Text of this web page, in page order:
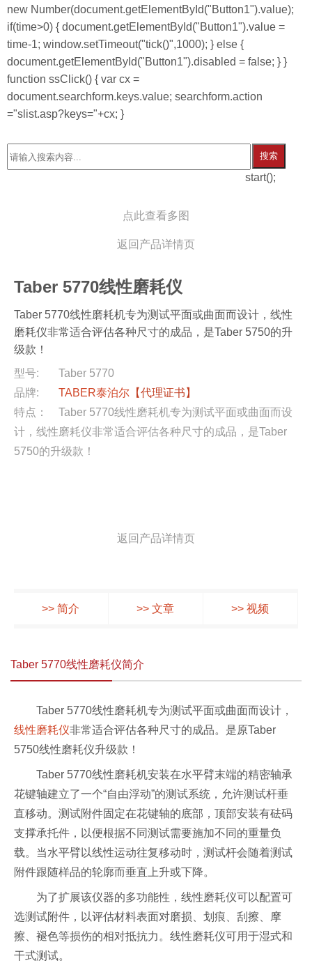
new Number(document.getElementById("Button1").value);
if(time>0) { document.getElementById("Button1").value =
time-1; window.setTimeout("tick()",1000); } else {
document.getElementById("Button1").disabled = false; } }
function ssClick() { var cx =
document.searchform.keys.value; searchform.action
="slist.asp?keys="+cx; }
搜索
start();
点此查看多图
返回产品详情页
Taber 5770线性磨耗仪
Taber 5770线性磨耗机专为测试平面或曲面而设计，线性
磨耗仪非常适合评估各种尺寸的成品，是Taber 5750的升
级款！
型号:
Taber 5770
品牌:
TABER泰泊尔 【代理证书】
特点：
Taber 5770线性磨耗机专为测试平面或曲面而设
计，线性磨耗仪非常适合评估各种尺寸的成品，是Taber
5750的升级款！
返回产品详情页
>> 简介 >> 文章 >> 视频
Taber 5770线性磨耗仪简介
Taber 5770线性磨耗机专为测试平面或曲面而设计，
线性磨耗仪非常适合评估各种尺寸的成品。是原Taber
5750线性磨耗仪升级款！
Taber 5770线性磨耗机安装在水平臂末端的精密轴承
花键轴建立了一个“自由浮动”的测试系统，允许测试杆垂
直移动。 测试附件固定在花键轴的底部，顶部安装有砝码
支撑承托件，以便根据不同测试需要施加不同的重量负
载。当水平臂以线性运动往复移动时，测试杆会随着测试
附件跟随样品的轮廓而垂直上升或下降。
为了扩展该仪器的多功能性，线性磨耗仪可以配置可
选测试附件，以评估材料表面对磨损、划痕、刮擦、摩
擦、褪色等损伤的相对抵抗力。线性磨耗仪可用于湿式和
干式测试。